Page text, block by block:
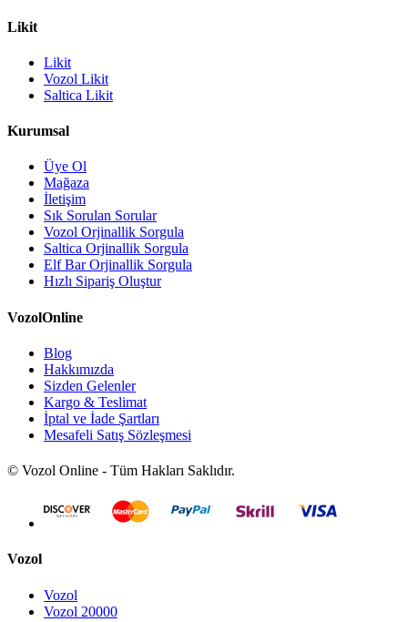
Likit
Likit
Vozol Likit
Saltica Likit
Kurumsal
Üye Ol
Mağaza
İletişim
Sık Sorulan Sorular
Vozol Orjinallik Sorgula
Saltica Orjinallik Sorgula
Elf Bar Orjinallik Sorgula
Hızlı Sipariş Oluştur
VozolOnline
Blog
Hakkımızda
Sizden Gelenler
Kargo & Teslimat
İptal ve İade Şartları
Mesafeli Satış Sözleşmesi
© Vozol Online - Tüm Hakları Saklıdır.
Vozol
Vozol
Vozol 20000